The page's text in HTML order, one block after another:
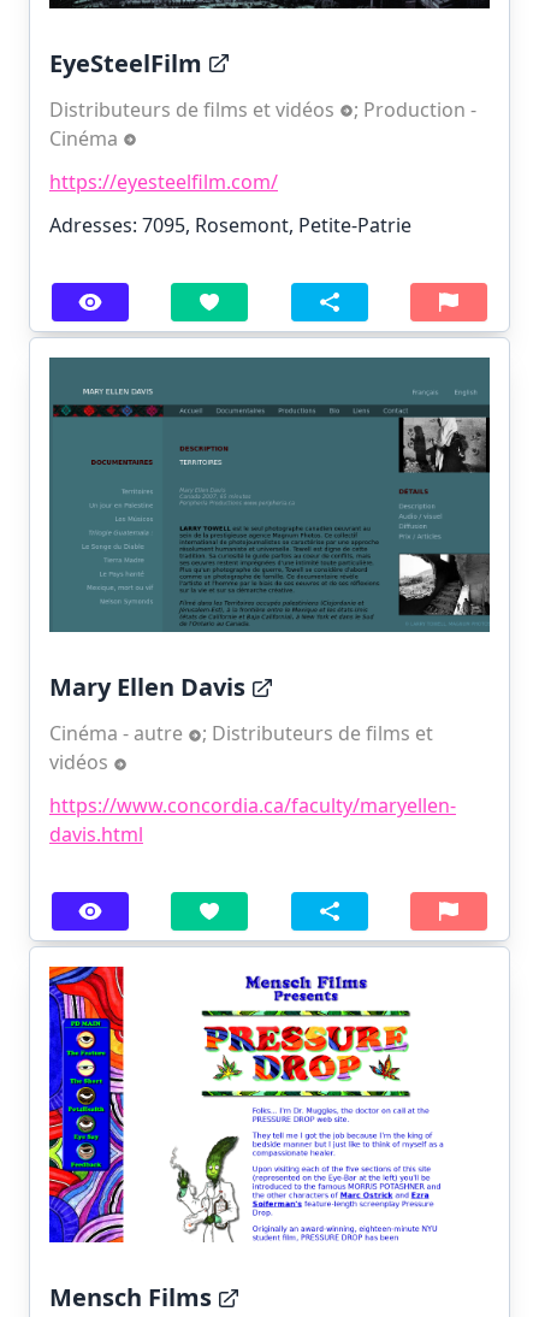
EyeSteelFilm
Distributeurs de films et vidéos ; Production -
Cinéma
https://eyesteelfilm.com/
Adresses: 7095, Rosemont, Petite-Patrie
Mary Ellen Davis
Cinéma - autre ; Distributeurs de films et
vidéos
https://www.concordia.ca/faculty/maryellen-
davis.html
Mensch Films